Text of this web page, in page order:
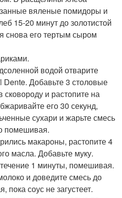
вяленые помидоры и
15-20 минут до золотистой
снова его тертым сыром
водой отварите
Добавьте 3 столовые
и растопите на
его 30 секунд,
сухари и жарьте смесь
помешивая.
макароны, растопите 4
масла. Добавьте муку.
1 минуты, помешивая.
и доведите смесь до
пока соус не загустеет.